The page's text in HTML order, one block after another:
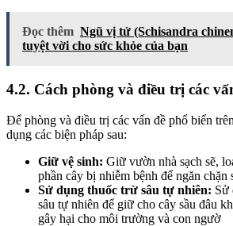
Đọc thêm Ngũ vị tử (Schisandra
tuyệt vời cho sức khỏe của bạn
4.2. Cách phòng và điều trị các
Để phòng và điều trị các vấn đề phổ biến
dụng các biện pháp sau:
Giữ vệ sinh: Giữ vườn nhà sạch sẽ,
phần cây bị nhiễm bệnh để ngăn chặn
Sử dụng thuốc trừ sâu tự nhiên: Sử
sâu tự nhiên để giữ cho cây sầu đâu
gây hại cho môi trường và con ngườ